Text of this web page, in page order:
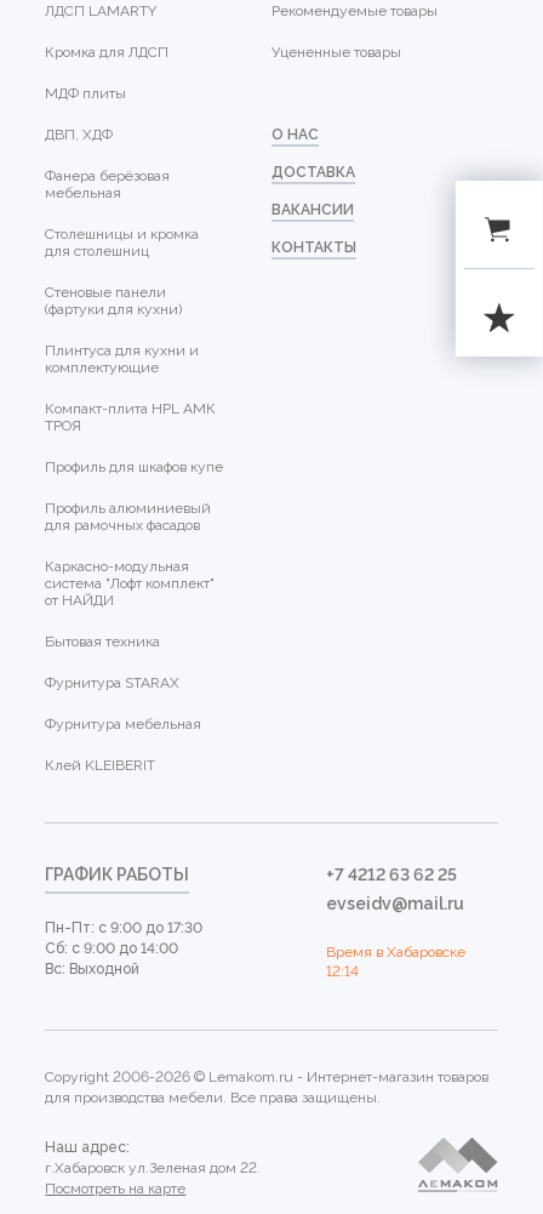
ЛДСП LAMARTY
Кромка для ЛДСП
МДФ плиты
ДВП, ХДФ
Фанера берёзовая
мебельная
Столешницы и кромка
для столешниц
Стеновые панели
(фартуки для кухни)
Плинтуса для кухни и
комплектующие
Компакт-плита HPL АМК
ТРОЯ
Профиль для шкафов купе
Профиль алюминиевый
для рамочных фасадов
Каркасно-модульная
система "Лофт комплект"
от НАЙДИ
Бытовая техника
Фурнитура STARAX
Фурнитура мебельная
Клей KLEIBERIT
Рекомендуемые товары
Уцененные товары
О НАС
ДОСТАВКА
ВАКАНСИИ
КОНТАКТЫ
ГРАФИК РАБОТЫ
Пн-Пт: с 9:00 до 17:30
Сб: с 9:00 до 14:00
Вс: Выходной
+7 4212 63 62 25
evseidv@mail.ru
Время в Хабаровске
12:14
Copyright 2006-2026 © Lemakom.ru - Интернет-магазин товаров
для производства мебели. Все права защищены.
Наш адрес:
г.Хабаровск ул.Зеленая дом 22.
Посмотреть на карте